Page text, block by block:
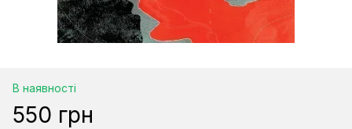
В наявності
550 грн